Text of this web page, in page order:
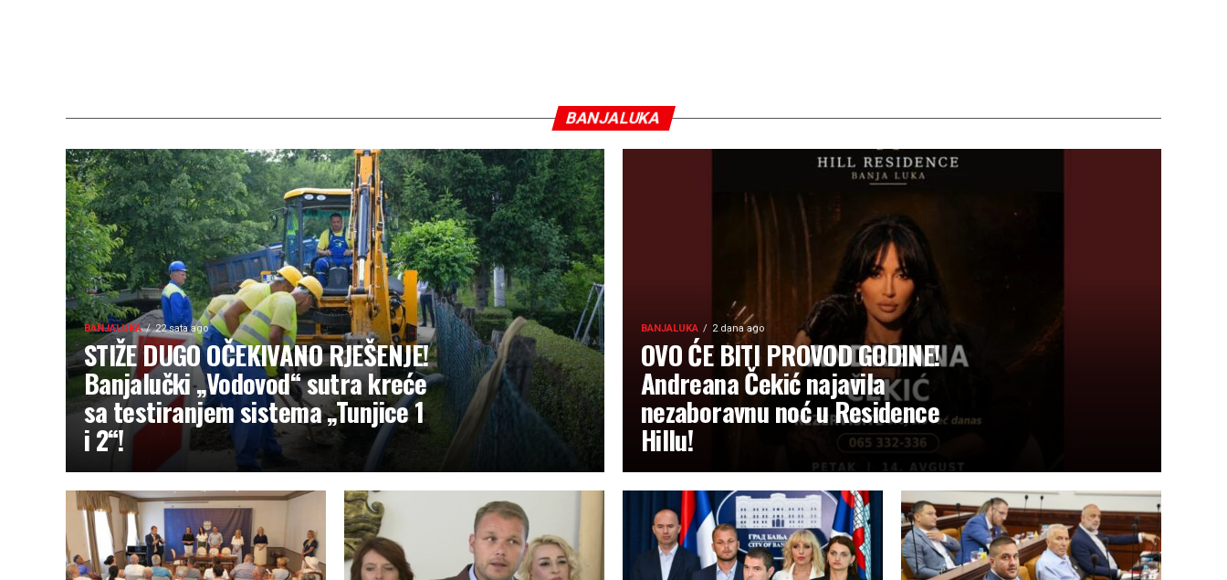
BANJALUKA
BANJALUKA 22 sata ago
STIŽE DUGO OČEKIVANO RJEŠENJE!
Banjalučki „Vodovod“ sutra kreće
sa testiranjem sistema „Tunjice 1
i 2“!
BANJALUKA 2 dana ago
OVO ĆE BITI PROVOD GODINE!
Andreana Čekić najavila
nezaboravnu noć u Residence
Hillu!